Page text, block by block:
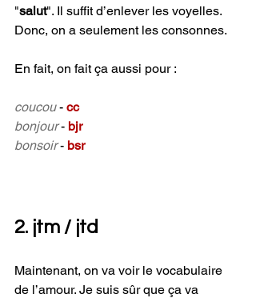
"salut". Il suffit d’enlever les voyelles.
Donc, on a seulement les consonnes.
En fait, on fait ça aussi pour :
coucou - cc
bonjour - bjr
bonsoir - bsr
2. jtm / jtd
Maintenant, on va voir le vocabulaire
de l’amour. Je suis sûr que ça va